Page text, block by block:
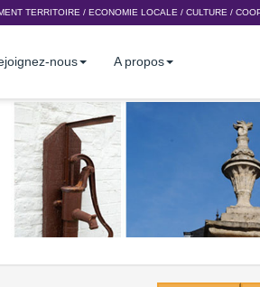
TERRITOIRE / ECONOMIE LOCALE / CULTURE /
nous A propos